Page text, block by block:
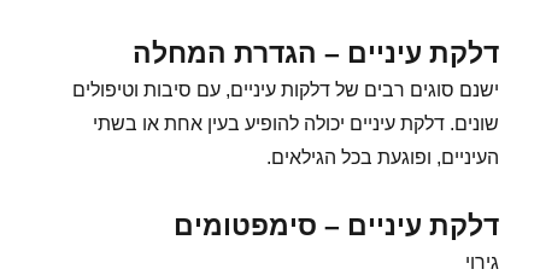
דלקת עיניים – הגדרת המחלה
ישנם סוגים רבים של דלקות עיניים, עם סיבות וטיפולים
שונים. דלקת עיניים יכולה להופיע בעין אחת או בשתי
העיניים, ופוגעת בכל הגילאים.
דלקת עיניים – סימפטומים
גירוי